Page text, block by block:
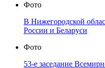
Фото
В Нижегородской
России и Беларуси
Фото
53-е заседание